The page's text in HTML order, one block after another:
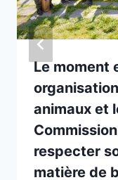
Le moment
animaux et
respecter
matière de